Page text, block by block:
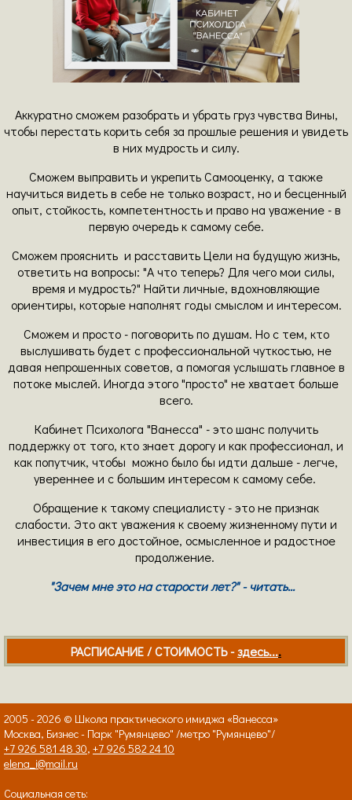
Аккуратно сможем разобрать и убрать груз чувства Вины,
чтобы перестать корить себя за прошлые решения и увидеть
в них мудрость и силу.
Сможем выправить и укрепить Самооценку, а также
научиться видеть в себе не только возраст, но и бесценный
опыт, стойкость, компетентность и право на уважение - в
первую очередь к самому себе.
Сможем прояснить и расставить Цели на будущую жизнь,
ответить на вопросы: "А что теперь? Для чего мои силы,
время и мудрость?" Найти личные, вдохновляющие
ориентиры, которые наполнят годы смыслом и интересом.
Сможем и просто - поговорить по душам. Но с тем, кто
выслушивать будет с профессиональной чуткостью, не
давая непрошенных советов, а помогая услышать главное в
потоке мыслей. Иногда этого "просто" не хватает больше
всего.
Кабинет Психолога "Ванесса" - это шанс получить
поддержку от того, кто знает дорогу и как профессионал, и
как попутчик, чтобы можно было бы идти дальше - легче,
увереннее и с большим интересом к самому себе.
Обращение к такому специалисту - это не признак
слабости. Это акт уважения к своему жизненному пути и
инвестиция в его достойное, осмысленное и радостное
продолжение.
"Зачем мне это на старости лет?" - читать...
РАСПИСАНИЕ / СТОИМОСТЬ -здесь....
2005 - 2026 © Школа практического имиджа «Ванесса»
Москва, Бизнес - Парк "Румянцево" /метро "Румянцево"/
+7 926 581 48 30, +7 926 582 24 10
elena_i@mail.ru
Социальная сеть: